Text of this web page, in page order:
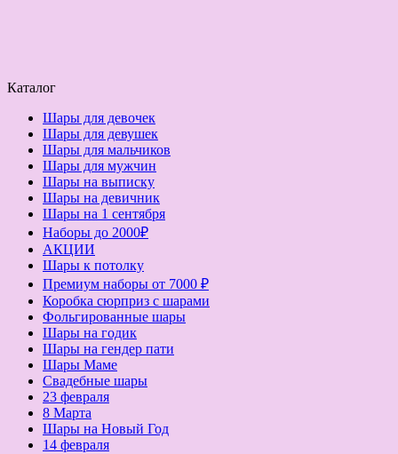
Каталог
Шары для девочек
Шары для девушек
Шары для мальчиков
Шары для мужчин
Шары на выписку
Шары на девичник
Шары на 1 сентября
Наборы до 2000₽
АКЦИИ
Шары к потолку
Премиум наборы от 7000 ₽
Коробка сюрприз с шарами
Фольгированные шары
Шары на годик
Шары на гендер пати
Шары Маме
Свадебные шары
23 февраля
8 Марта
Шары на Новый Год
14 февраля